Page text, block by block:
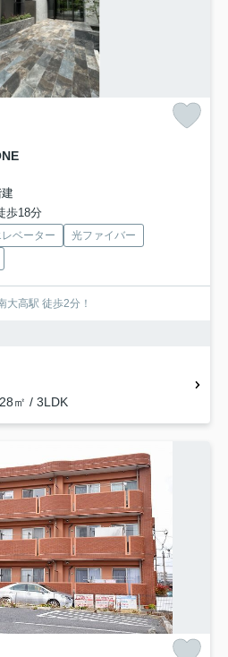
歩18分
レベーター
光ファイバー
高駅 徒歩2分！
㎡ / 3LDK